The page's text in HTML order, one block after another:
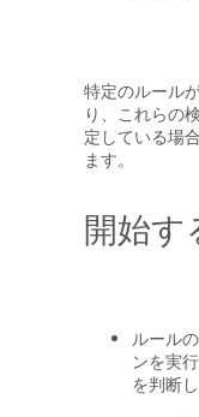
特定のルール
り、これらの
定している場
ます。
開始す
ルール
ンを実
を判断し